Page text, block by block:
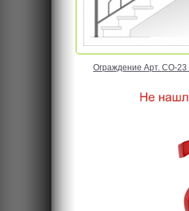
Ограждение Арт. CO-